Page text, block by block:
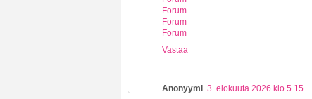
Forum
Forum
Forum
Vastaa
Anonyymi 3. elokuuta 2026 klo 5.15